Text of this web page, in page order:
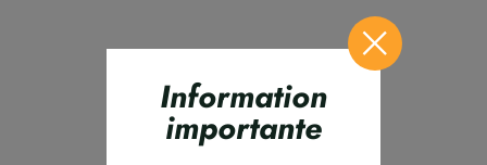
Information
importante